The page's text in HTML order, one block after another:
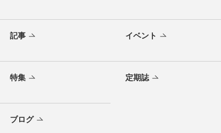
記事 イベント
特集 定期誌
ブログ